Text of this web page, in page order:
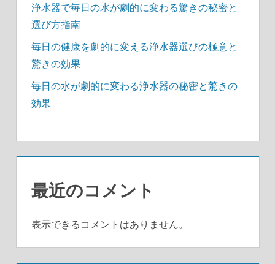
浄水器で毎日の水が劇的に変わる驚きの秘密と
選び方指南
毎日の健康を劇的に変える浄水器選びの極意と
驚きの効果
毎日の水が劇的に変わる浄水器の秘密と驚きの
効果
最近のコメント
表示できるコメントはありません。